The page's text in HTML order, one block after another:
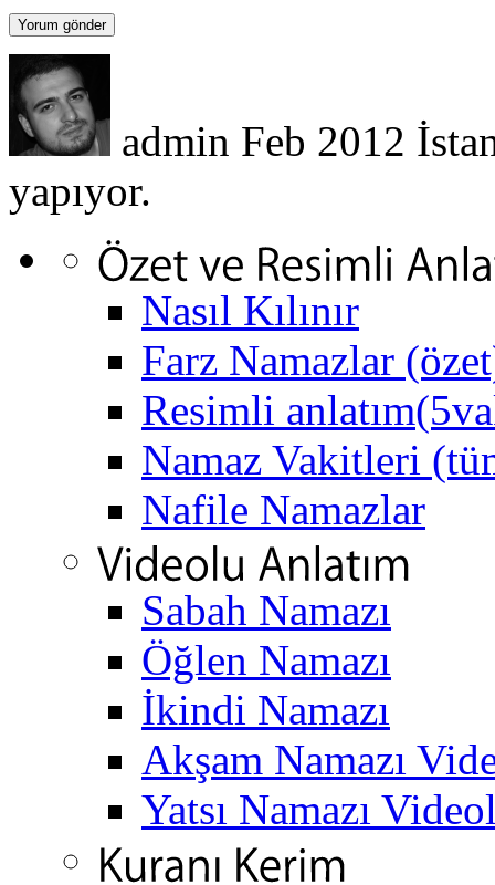
admin Feb 2012
yapıyor.
Nasıl Kılınır
Farz Namazlar
Resimli
Namaz Vakitleri
Nafile Namazlar
Sabah Namazı
Öğlen Namazı
İkindi Namazı
Akşam Namazı
Yatsı Namazı